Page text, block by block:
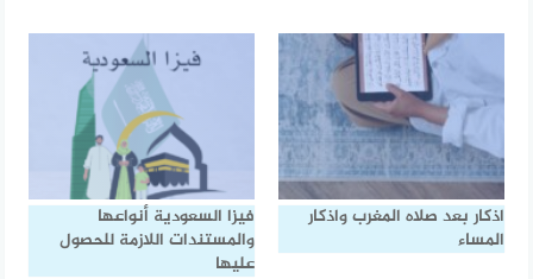
اذكار بعد صلاه المغرب واذكار
المساء
فيزا السعودية أنواعها
والمستندات اللازمة للحصول
عليها